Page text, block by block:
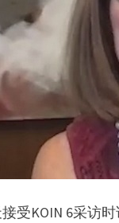
受KOIN 6采访